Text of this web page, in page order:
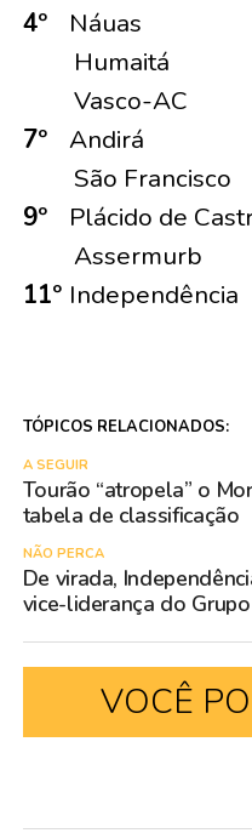
4º Náuas
Humaitá
Vasco-
7º Andirá
São
9º Plácido de
11º
TÓPICOS RELACIONADOS:
A SEGUIR
Tourão “atropela” o
tabela de classificação
NÃO PERCA
De virada,
vice-liderança do
VOCÊ